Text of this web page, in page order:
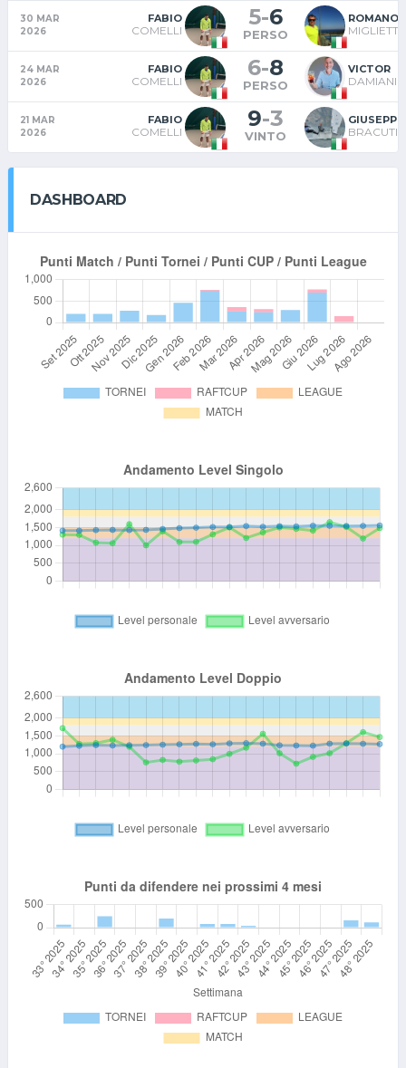
30 MAR
2026
FABIO
COMELLI
5-6
PERSO
ROMANO
MIGLIETTI
24 MAR
2026
FABIO
COMELLI
6-8
PERSO
VICTOR
DAMIANI
21 MAR
2026
FABIO
COMELLI
9-3
VINTO
GIUSEPPE
BRACUTI
DASHBOARD